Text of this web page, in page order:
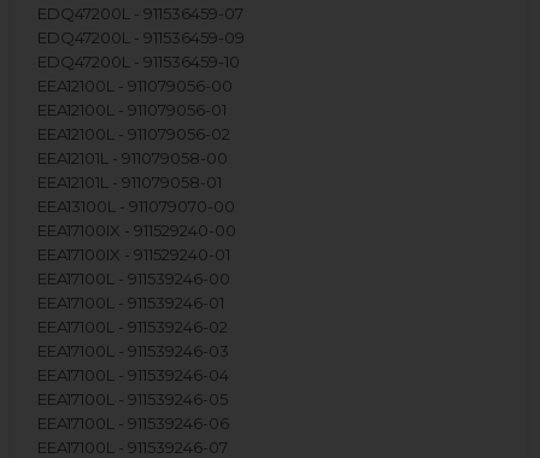
EDQ47200L - 911536459-07
EDQ47200L - 911536459-09
EDQ47200L - 911536459-10
EEA12100L - 911079056-00
EEA12100L - 911079056-01
EEA12100L - 911079056-02
EEA12101L - 911079058-00
EEA12101L - 911079058-01
EEA13100L - 911079070-00
EEA17100IX - 911529240-00
EEA17100IX - 911529240-01
EEA17100L - 911539246-00
EEA17100L - 911539246-01
EEA17100L - 911539246-02
EEA17100L - 911539246-03
EEA17100L - 911539246-04
EEA17100L - 911539246-05
EEA17100L - 911539246-06
EEA17100L - 911539246-07